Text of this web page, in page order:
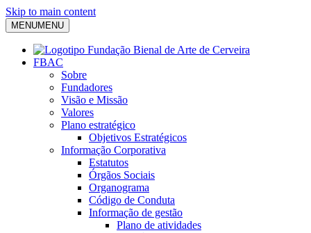
Skip to main content
MENUMENU
FBAC
Sobre
Fundadores
Visão e Missão
Valores
Plano estratégico
Objetivos Estratégicos
Informação Corporativa
Estatutos
Órgãos Sociais
Organograma
Código de Conduta
Informação de gestão
Plano de atividades